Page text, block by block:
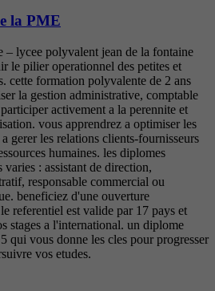
la PME
– lycee polyvalent jean de la fontaine
le pilier operationnel des petites et
cette formation polyvalente de 2 ans
la gestion administrative, comptable
activement a la perennite et
vous apprendrez a optimiser les
gerer les relations clients-fournisseurs
humaines. les diplomes
varies : assistant de direction,
responsable commercial ou
beneficiez d'une ouverture
referentiel est valide par 17 pays et
stages a l'international. un diplome
qui vous donne les cles pour progresser
vos etudes.